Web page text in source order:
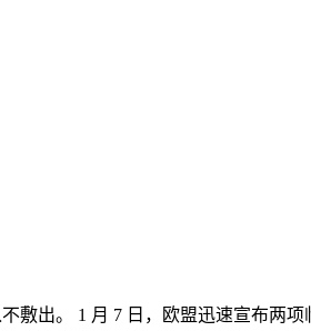
出。 1 月 7 日，欧盟迅速宣布两